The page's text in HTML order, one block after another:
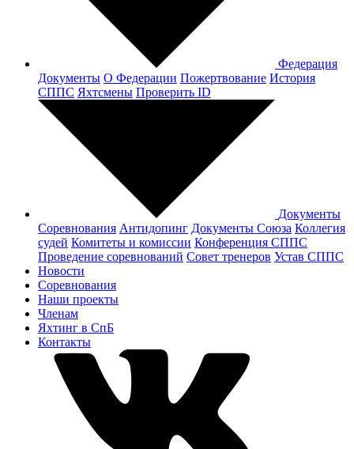
Федерация
Документы О Федерации Пожертвование История
СППС Яхтсмены Проверить ID
Документы
Соревнования Антидопинг Документы Cоюза Коллегия
судей Комитеты и комиссии Конференция СППС
Проведение соревнований Совет тренеров Устав СППС
Новости
Соревнования
Наши проекты
Членам
Яхтинг в СпБ
Контакты